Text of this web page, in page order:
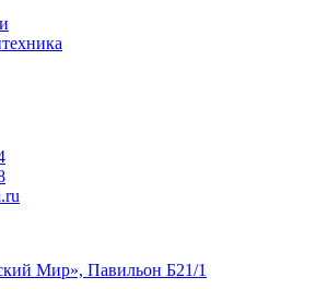
Мир», Павильон Б21/1